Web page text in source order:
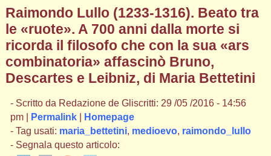
Raimondo Lullo (1233-1316). Beato tra
le «ruote». A 700 anni dalla morte si
ricorda il filosofo che con la sua «ars
combinatoria» affascinò Bruno,
Descartes e Leibniz, di Maria Bettetini
- Scritto da Redazione de Gliscritti: 29 /05 /2016 - 14:56
pm |
Permalink|
Homepage
- Tag usati: maria_bettetini, medioevo, raimondo_lullo
- Segnala questo articolo: